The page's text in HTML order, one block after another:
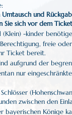
und
Sie sich vor dem
(Klein) -kinder
Berechtigung, freie
Ticket bereit.
aufgrund der
nur
zwischen den
bayerischen Könige